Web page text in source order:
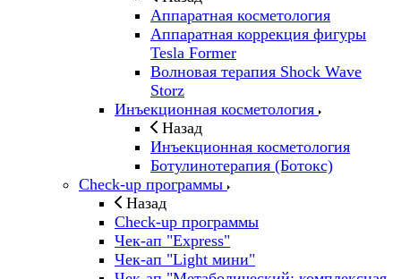
Аппаратная косметология
Аппаратная коррекция фигуры
Tesla Former
Волновая терапия Shock Wave
Storz
Инъекционная косметология
Назад
Инъекционная косметология
Ботулинотерапия (Ботокс)
Check-up программы
Назад
Check-up программы
Чек-ап "Express"
Чек-ап "Light мини"